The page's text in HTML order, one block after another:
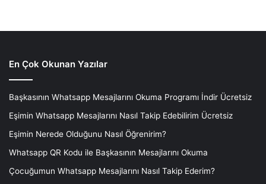
En Çok Okunan Yazılar
Başkasının Whatsapp Mesajlarını Okuma Programı İndir Ücretsiz
Eşimin Whatsapp Mesajlarını Nasıl Takip Edebilirim Ücretsiz
Eşimin Nerede Olduğunu Nasıl Öğrenirim?
Whatsapp QR Kodu ile Başkasının Mesajlarını Okuma
Çocuğumun Whatsapp Mesajlarını Nasıl Takip Ederim?